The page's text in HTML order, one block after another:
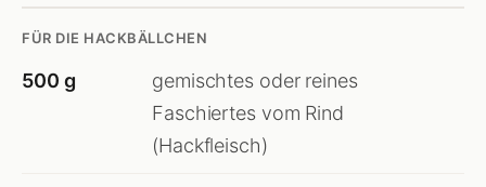
FÜR DIE HACKBÄLLCHEN
500 g
gemischtes oder reines
Faschiertes vom Rind
(Hackfleisch)